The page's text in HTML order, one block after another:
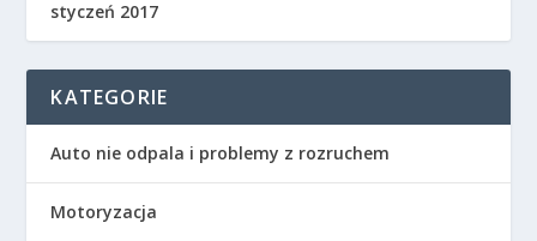
styczeń 2017
KATEGORIE
Auto nie odpala i problemy z rozruchem
Motoryzacja